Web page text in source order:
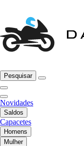
Pesquisar
Novidades
Saldos
Capacetes
Homens
Mulher